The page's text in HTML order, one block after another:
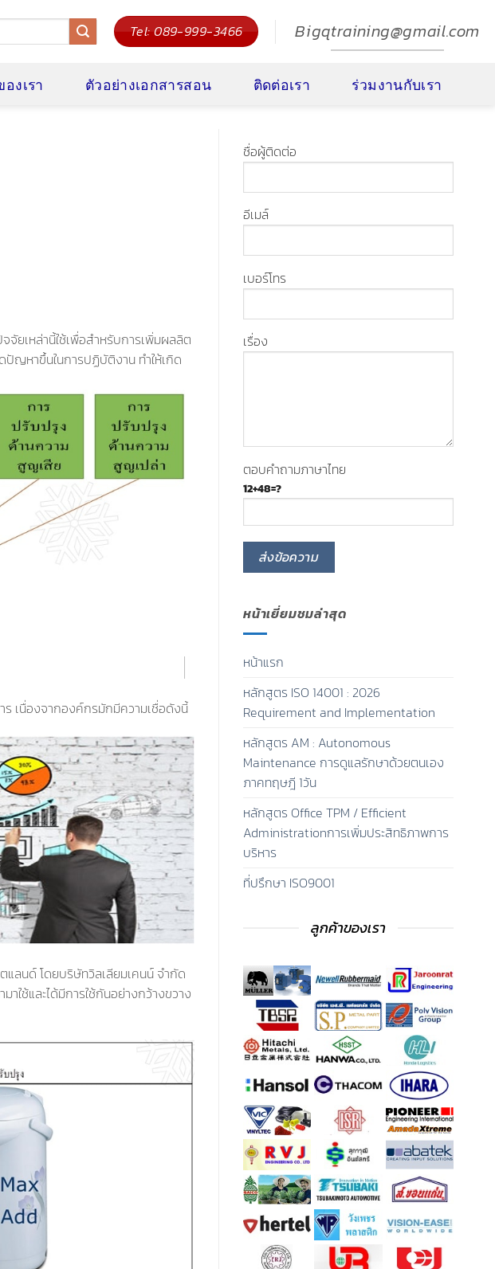
Tel: 089-999-3466 Bigqtraining@gmail.com
งเรา ตัวอย่างเอกสารสอน ติดต่อเรา ร่วมงานกับเรา
ยเหล่านี้ใช้เพื่อสำหรับการเพิ่มผลลิต
ญหาขึ้นในการปฏิบัติงาน ทำให้เกิด
เนื่องจากองค์กรมักมีความเชื่อดังนี้
แลนด์ โดยบริษัทวิลเลียมเคนน์ จำกัด
ใช้และได้มีการใช้กันอย่างกว้างขวาง
ชื่อผู้ติดต่อ
อีเมล์
เบอร์โทร
เรื่อง
ตอบคำถามภาษาไทย
12+48=?
หน้าเยี่ยมชมล่าสุด
หน้าแรก
หลักสูตร ISO 14001 : 2026
Requirement and Implementation
หลักสูตร AM : Autonomous
Maintenance การดูแลรักษาด้วยตนเอง
ภาคทฤษฎี 1วัน
หลักสูตร Office TPM / Efficient
Administrationการเพิ่มประสิทธิภาพการ
บริหาร
ที่ปรึกษา ISO9001
ลูกค้าของเรา